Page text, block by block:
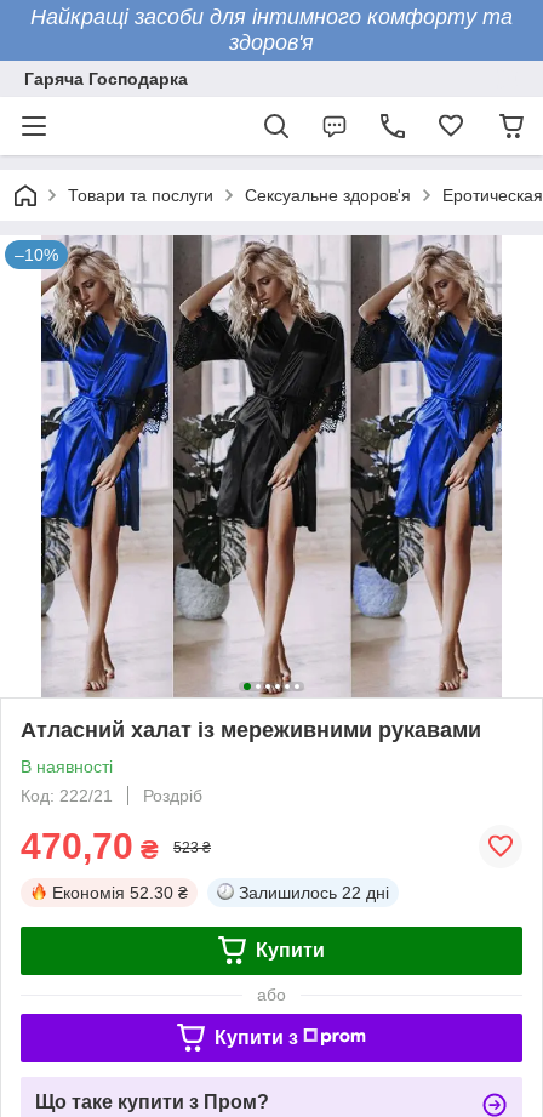
Найкращі засоби для інтимного комфорту та
здоров'я
Гаряча Господарка
Товари та послуги Сексуальне здоров'я
–10%
Атласний халат із мереживними рукавами
В наявності
Код: 222/21
Роздріб
470,70 ₴ 523 ₴
Економія 52.30 ₴ Залишилось 22 дні
Купити
або
Купити з
Що таке купити з Пром?